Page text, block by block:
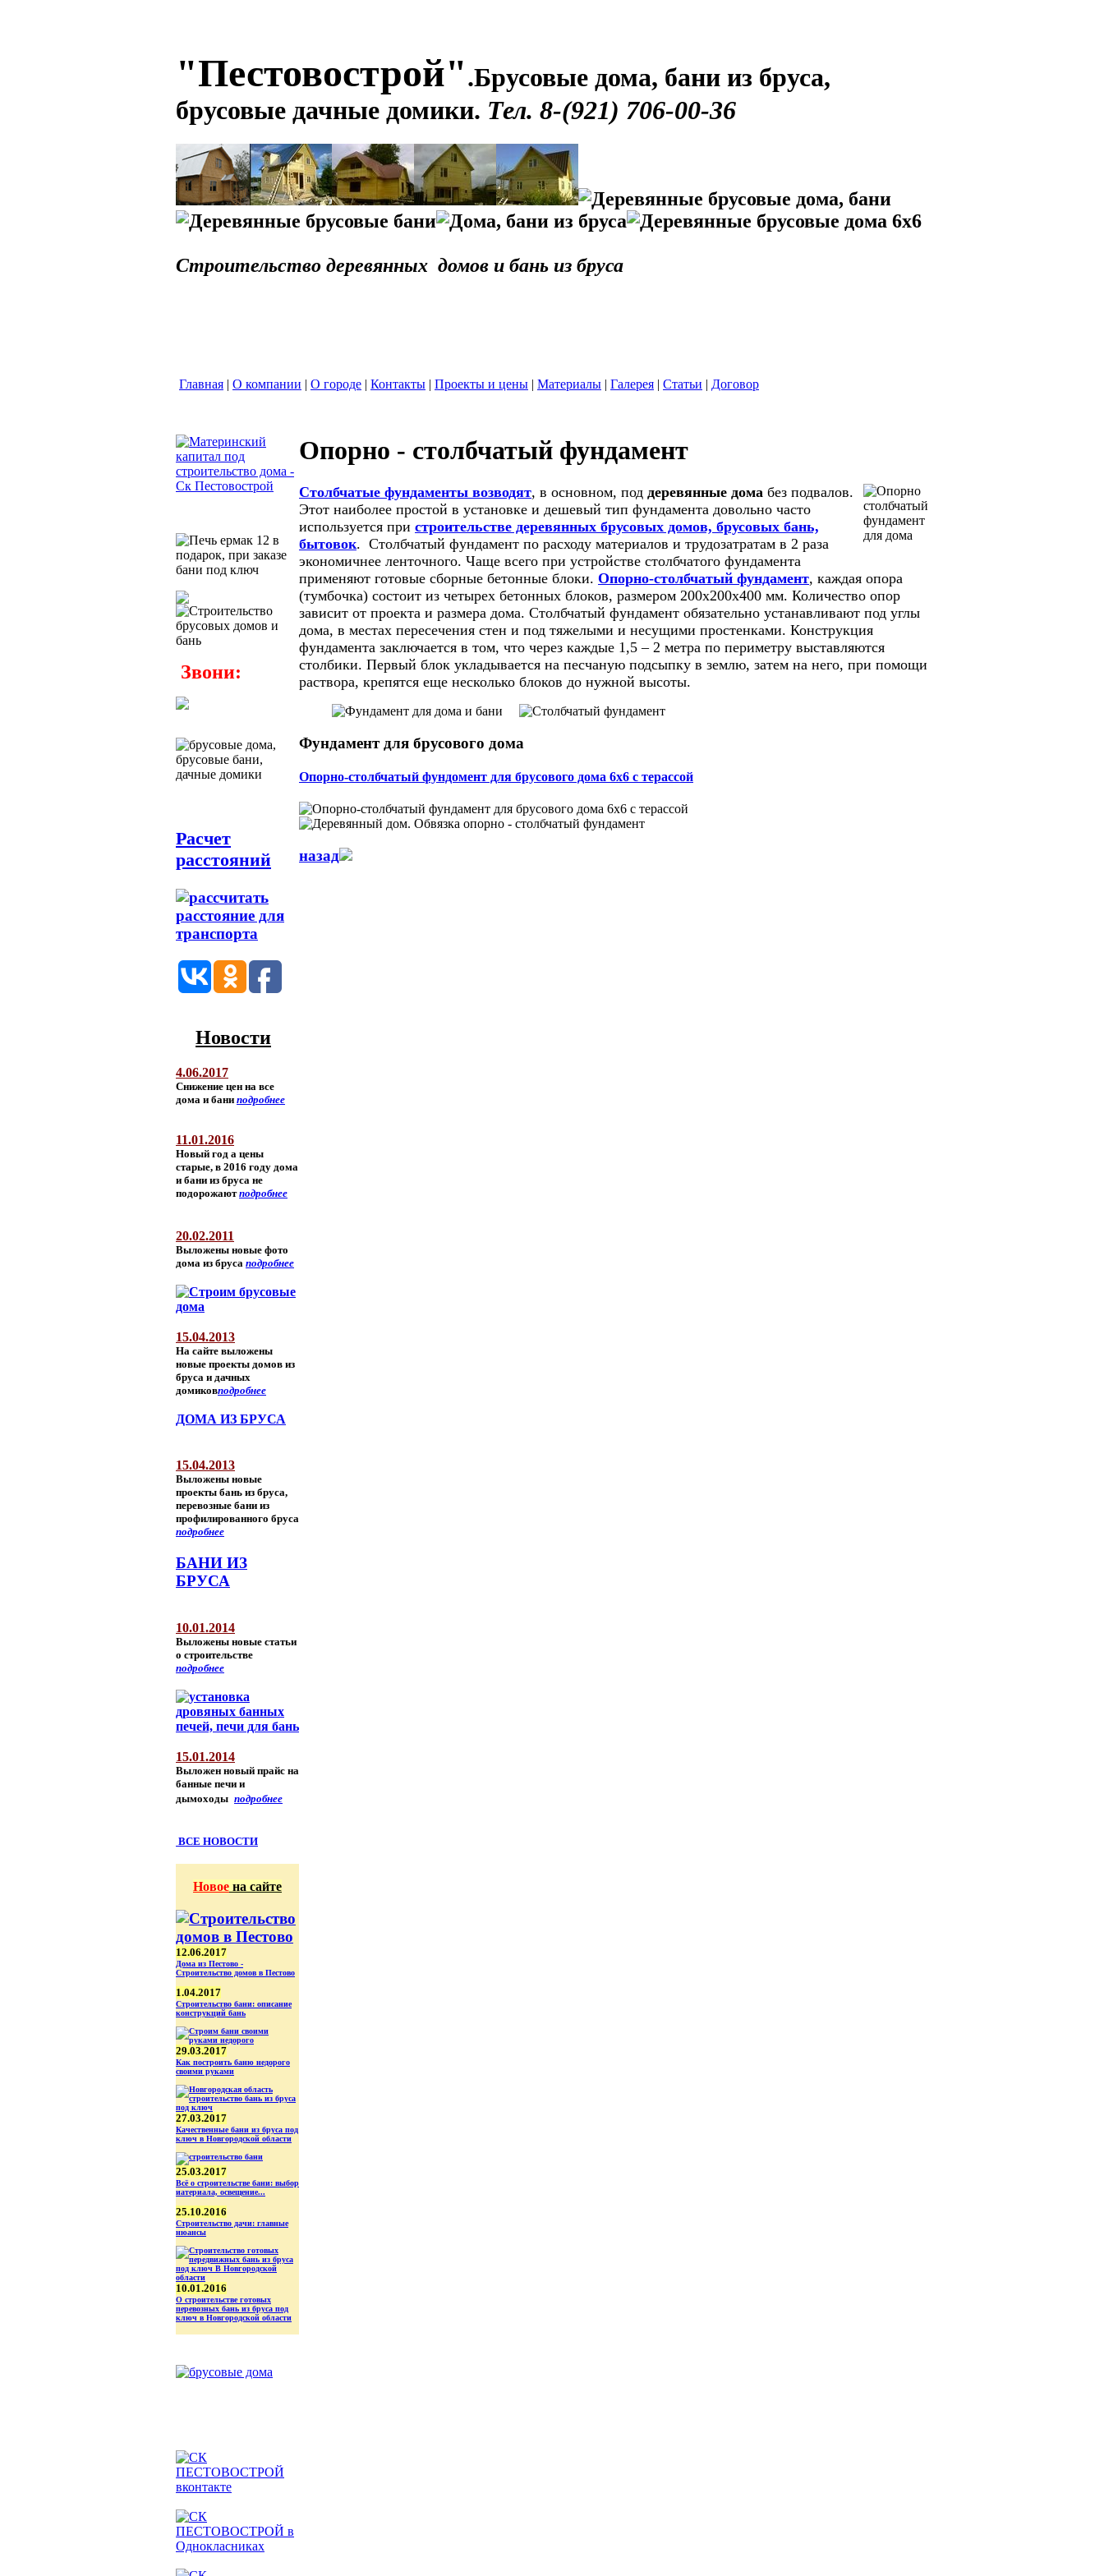
"Пестовострой".Брусовые дома, бани из бруса,
брусовые дачные домики. Тел. 8-(921) 706-00-36
Строительство деревянных домов и бань из бруса
Главная | О компании | О городе | Контакты | Проекты и цены | Материалы | Галерея | Статьи | Договор
Звони:
Расчет
расстояний
Новости
4.06.2017
Снижение цен на все
дома и бани подробнее
11.01.2016
Новый год а цены
старые, в 2016 году дома
и бани из бруса не
подорожают подробнее
20.02.2011
Выложены новые фото
дома из бруса подробнее
15.04.2013
На сайте выложены
новые проекты домов из
бруса и дачных
домиковподробнее
ДОМА ИЗ БРУСА
15.04.2013
Выложены новые
проекты бань из бруса,
перевозные бани из
профилированного бруса
подробнее
БАНИ ИЗ
БРУСА
10.01.2014
Выложены новые статьи
о строительстве
подробнее
15.01.2014
Выложен новый прайс на
банные печи и
дымоходы подробнее
ВСЕ НОВОСТИ
Новое на сайте
12.06.2017
Дома из Пестово -
Строительство домов в Пестово
1.04.2017
Строительство бани: описание
конструкций бань
29.03.2017
Как построить баню недорого
своими руками
27.03.2017
Качественные бани из бруса под
ключ в Новгородской области
25.03.2017
Всё о строительстве бани: выбор
иатериала, освещение...
25.10.2016
Строительство дачи: главные
нюансы
10.01.2016
О строительстве готовых
перевозных бань из бруса под
ключ в Новгородской области
Опорно - столбчатый фундамент
Столбчатые фундаменты возводят, в основном, под деревянные дома без подвалов.
Этот наиболее простой в установке и дешевый тип фундамента довольно часто
используется при строительстве деревянных брусовых домов, брусовых бань,
бытовок. Столбчатый фундамент по расходу материалов и трудозатратам в 2 раза
экономичнее ленточного. Чаще всего при устройстве столбчатого фундамента
применяют готовые сборные бетонные блоки. Опорно-столбчатый фундамент, каждая опора
(тумбочка) состоит из четырех бетонных блоков, размером 200х200х400 мм. Количество опор
зависит от проекта и размера дома. Столбчатый фундамент обязательно устанавливают под углы
дома, в местах пересечения стен и под тяжелыми и несущими простенками. Конструкция
фундамента заключается в том, что через каждые 1,5 – 2 метра по периметру выставляются
столбики. Первый блок укладывается на песчаную подсыпку в землю, затем на него, при помощи
раствора, крепятся еще несколько блоков до нужной высоты.
Фундамент для брусового дома
Опорно-столбчатый фундомент для брусового дома 6х6 с терассой
назад